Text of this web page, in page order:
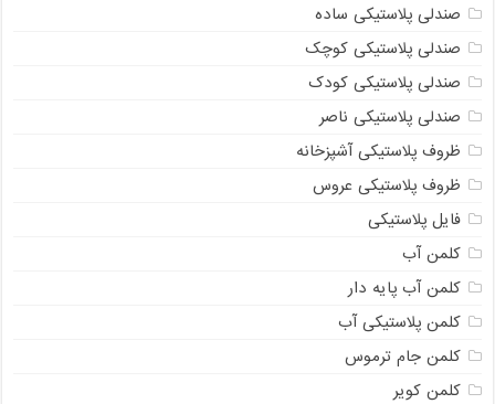
صندلی پلاستیکی ساده
صندلی پلاستیکی کوچک
صندلی پلاستیکی کودک
صندلی پلاستیکی ناصر
ظروف پلاستیکی آشپزخانه
ظروف پلاستیکی عروس
فایل پلاستیکی
کلمن آب
کلمن آب پایه دار
کلمن پلاستیکی آب
کلمن جام ترموس
کلمن کویر